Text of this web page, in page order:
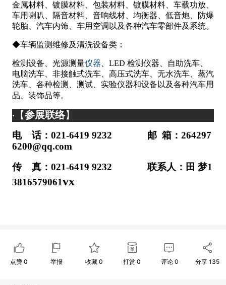
金属材料、镀膜材料、包装材料、镀膜材料、车载功放、
车用喇叭、隔音材料、音响线材、均衡器、低音炮、防爆
轮胎、汽车内饰、车用空调以及各种汽车零部件及系统。
◆车辆监测维修及清洗设备类：
检测设备、光源测量仪器 LED 检测仪器、自助洗车、
电脑洗车、非接触式洗车、高压式洗车、无水洗车、蒸汽
洗车、各种检测、测试、实验仪器和设备以及各种汽车用
品、装饰品等。
· 【参展联络】
电 话： 021-6419 9232 邮 箱： 264297
6200@qq.com
传
真： 021-6419 9232 联系人 ： 田 梦1
3816579061vx
点赞 0 举报 收藏0 打赏 0 评论 0 分享 135